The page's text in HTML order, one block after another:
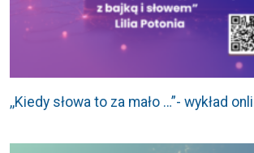
,,Kiedy słowa to za mało …”- wykład